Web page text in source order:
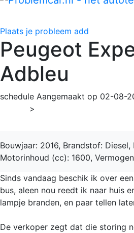
Plaats je probleem add
Peugeot
Adbleu
schedule Aangemaakt op 02-08-
>
Bouwjaar: 2016, Brandstof:
Motorinhoud (cc): 1600,
Sinds vandaag beschik ik over
bus, aleen nou reedt ik naar huis
lampje branden, en paar tellen
De verkoper zegt dat die storing